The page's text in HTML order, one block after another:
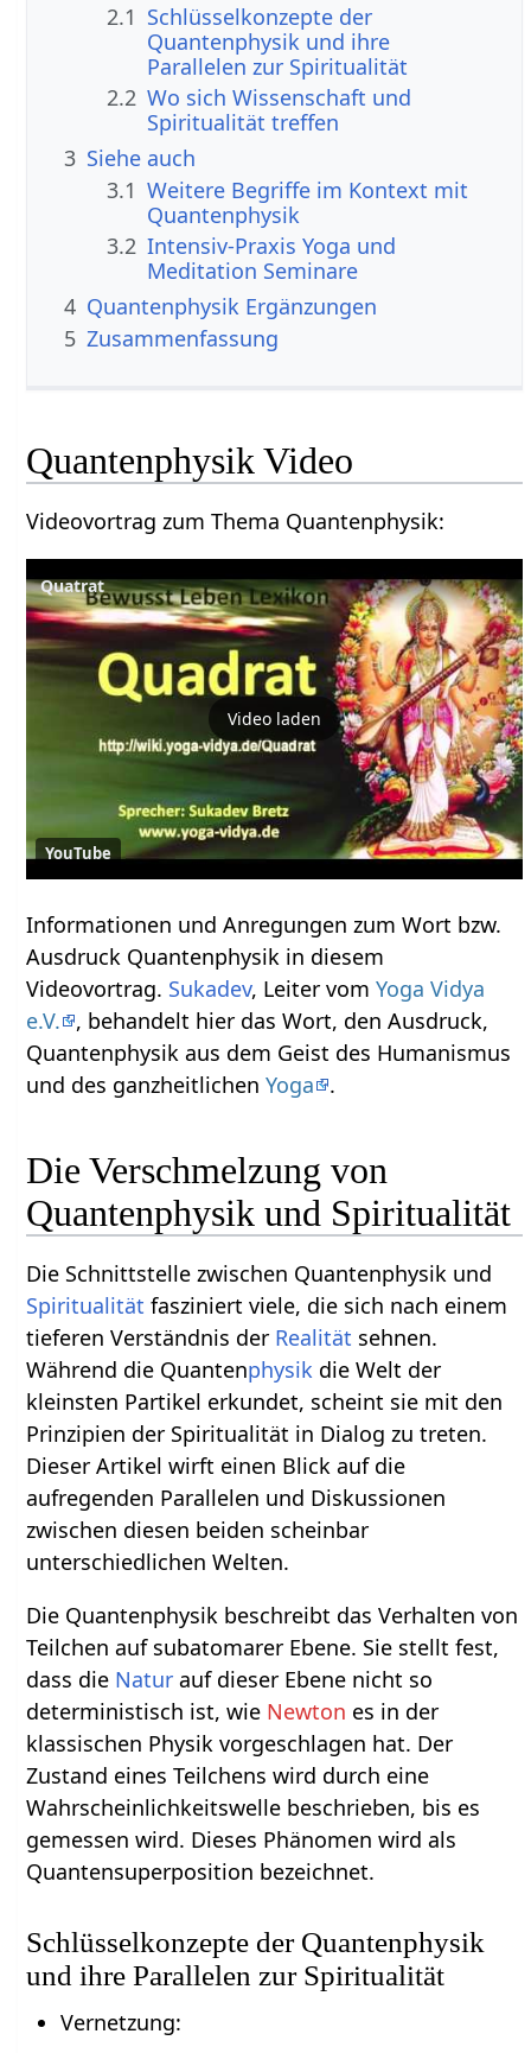
2.1 Schlüsselkonzepte der
Quantenphysik und ihre
Parallelen zur Spiritualität
2.2 Wo sich Wissenschaft und
Spiritualität treffen
3 Siehe auch
3.1 Weitere Begriffe im Kontext mit
3.2 Intensiv-Praxis Yoga und
Meditation Seminare
4
Quantenphysik‏‎ Ergänzungen
5 Zusammenfassung
Quantenphysik‏‎ Video
Videovortrag zum Thema Quantenphysik‏‎:
Quatrat
Video laden
YouTube
Informationen und Anregungen zum Wort bzw.
Ausdruck Quantenphysik‏‎ in diesem
Videovortrag. Sukadev, Leiter vomYoga Vidya
e.V.
, behandelt hier das Wort, den Ausdruck,
Quantenphysik‏‎ aus dem Geist des Humanismus
und des ganzheitlichenYoga .
Die Verschmelzung von
Quantenphysik und Spiritualität
Die Schnittstelle zwischen Quantenphysik und
Spiritualität fasziniert viele, die sich nach einem
tieferen Verständnis der Realität sehnen.
Während die Quantenphysik die Welt der
kleinsten Partikel erkundet, scheint sie mit den
Prinzipien der Spiritualität in Dialog zu treten.
Dieser Artikel wirft einen Blick auf die
aufregenden Parallelen und Diskussionen
zwischen diesen beiden scheinbar
unterschiedlichen Welten.
Die Quantenphysik beschreibt das Verhalten von
Teilchen auf subatomarer Ebene. Sie stellt fest,
dass die Natur auf dieser Ebene nicht so
deterministisch ist, wie Newton es in der
klassischen Physik vorgeschlagen hat. Der
Zustand eines Teilchens wird durch eine
Wahrscheinlichkeitswelle beschrieben, bis es
gemessen wird. Dieses Phänomen wird als
Quantensuperposition bezeichnet.
Schlüsselkonzepte der Quantenphysik
und ihre Parallelen zur Spiritualität
Vernetzung: